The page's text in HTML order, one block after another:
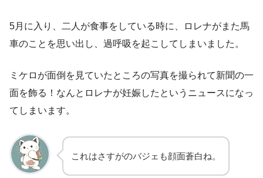
5月に入り、二人が食事をしている時に、ロレナがまた馬
車のことを思い出し、過呼吸を起こしてしまいました。
ミケロが面倒を見ていたところの写真を撮られて新聞の一
面を飾る！なんとロレナが妊娠したというニュースになっ
てしまいます。
これはさすがのバジェも顔面蒼白ね。